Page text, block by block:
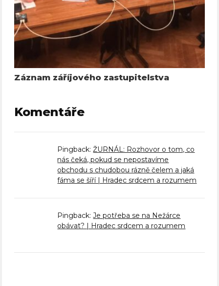
Záznam záříjového zastupitelstva
Komentáře
Pingback:ŽURNÁL: Rozhovor o tom, co
nás čeká, pokud se nepostavíme
obchodu s chudobou rázně čelem a jaká
fáma se šíří | Hradec srdcem a rozumem
Pingback:Je potřeba se na Nežárce
obávat? | Hradec srdcem a rozumem